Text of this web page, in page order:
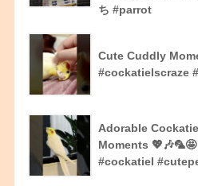
ち #parrot
Cute Cuddly
#cockatielscraze
Adorable
Moments
#cockatiel